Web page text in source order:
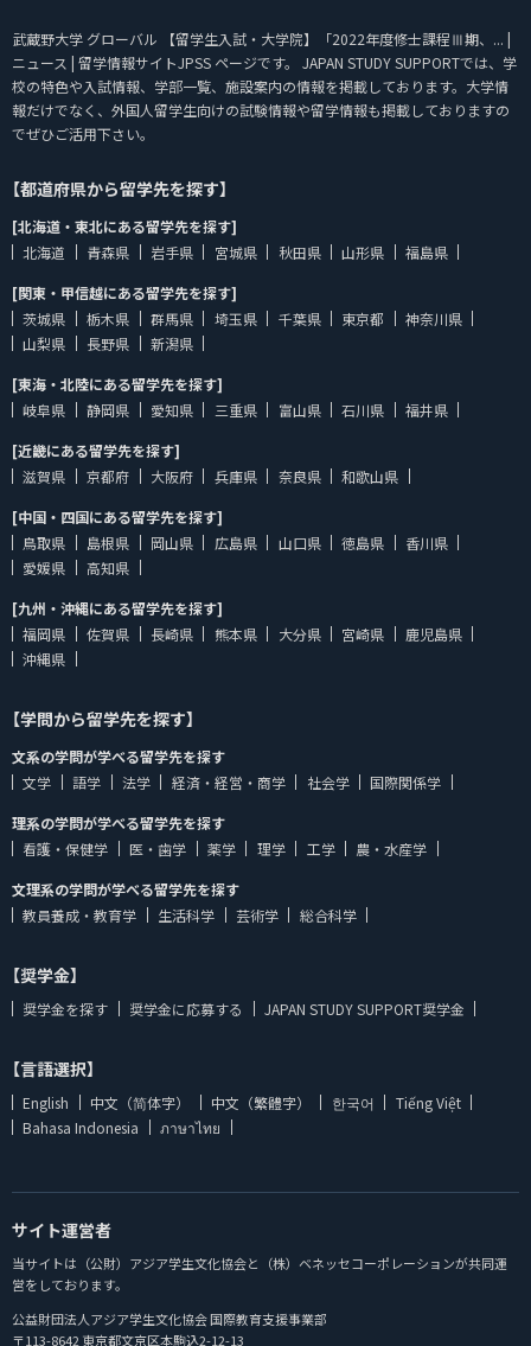
武蔵野大学 グローバル 【留学生入試・大学院】「2022年度修士課程Ⅲ期、... |
ニュース | 留学情報サイトJPSS ページです。 JAPAN STUDY SUPPORTでは、学
校の特色や入試情報、学部一覧、施設案内の情報を掲載しております。大学情
報だけでなく、外国人留学生向けの試験情報や留学情報も掲載しておりますの
でぜひご活用下さい。
【都道府県から留学先を探す】
[北海道・東北にある留学先を探す]
北海道
青森県 岩手県 宮城県 秋田県 山形県
福島県
[関東・甲信越にある留学先を探す]
茨城県
栃木県 群馬県 埼玉県 千葉県 東京都
神奈川県
山梨県
長野県
新潟県
[東海・北陸にある留学先を探す]
岐阜県
静岡県 愛知県 三重県 富山県 石川県
福井県
[近畿にある留学先を探す]
滋賀県
京都府 大阪府 兵庫県 奈良県
和歌山県
[中国・四国にある留学先を探す]
鳥取県
島根県 岡山県 広島県 山口県 徳島県
香川県
愛媛県
高知県
[九州・沖縄にある留学先を探す]
福岡県
佐賀県 長崎県 熊本県 大分県 宮崎県
鹿児島県
沖縄県
【学問から留学先を探す】
文系の学問が学べる留学先を探す
文学
語学 法学 経済・経営・商学 社会学
国際関係学
理系の学問が学べる留学先を探す
看護・保健学
医・歯学 薬学 理学 工学
農・水産学
文理系の学問が学べる留学先を探す
教員養成・教育学
生活科学 芸術学 総合科学
【奨学金】
奨学金を探す 奨学金に応募する JAPAN STUDY SUPPORT奨学金
【言語選択】
English 中文（简体字） 中文（繁體字） 한국어
Tiếng Việt
Bahasa Indonesia
ภาษาไทย
サイト運営者
当サイトは（公財）アジア学生文化協会と（株）ベネッセコーポレーションが共同運
営をしております。
公益財団法人アジア学生文化協会 国際教育支援事業部
〒113-8642 東京都文京区本駒込2-12-13